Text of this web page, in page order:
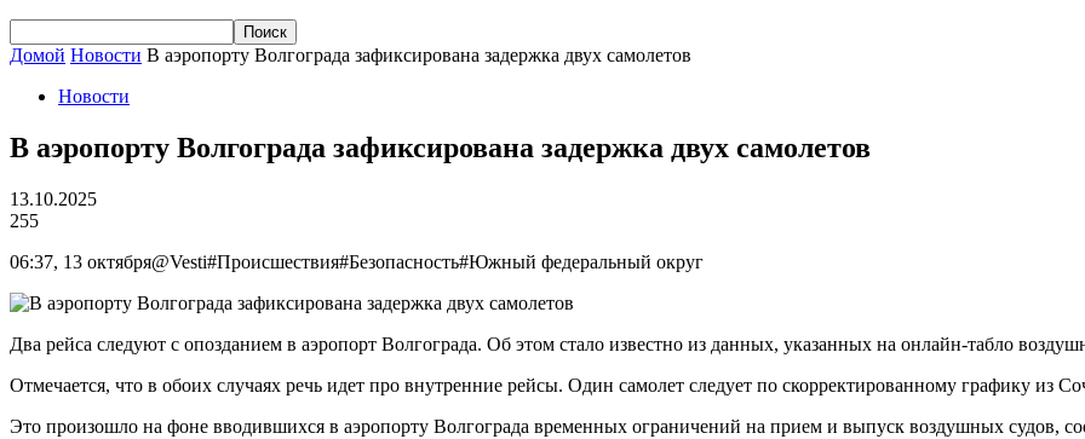
Домой Новости В аэропорту Волгограда зафиксирована задержка двух самолетов
Новости
В аэропорту Волгограда зафиксирована задержка двух самолетов
13.10.2025
255
06:37, 13 октября@Vesti#Происшествия#Безопасность#Южный федеральный округ
Два рейса следуют с опозданием в аэропорт Волгограда. Об этом стало известно из данных, указанных на онлайн-табло
Отмечается, что в обоих случаях речь идет про внутренние рейсы. Один самолет следует по скорректированному графику из
Это произошло на фоне вводившихся в аэропорту Волгограда временных ограничений на прием и выпуск воздушных судов,